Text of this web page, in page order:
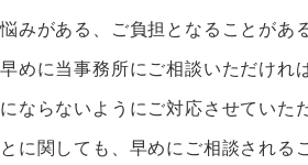
みがある、ご負担となることがあ
めに当事務所にご相談いただけれ
ならないようにご対応させていた
に関しても、早めにご相談される